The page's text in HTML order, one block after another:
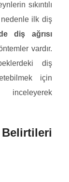
sıkıntılı
ilk diş
diş ağrısı
vardır.
diş
için
inceleyerek